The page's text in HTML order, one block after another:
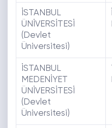
İSTANBUL
ÜNİVERSİTESİ
(Devlet
Üniversitesi)
İSTANBUL
MEDENİYET
ÜNİVERSİTESİ
(Devlet
Üniversitesi)